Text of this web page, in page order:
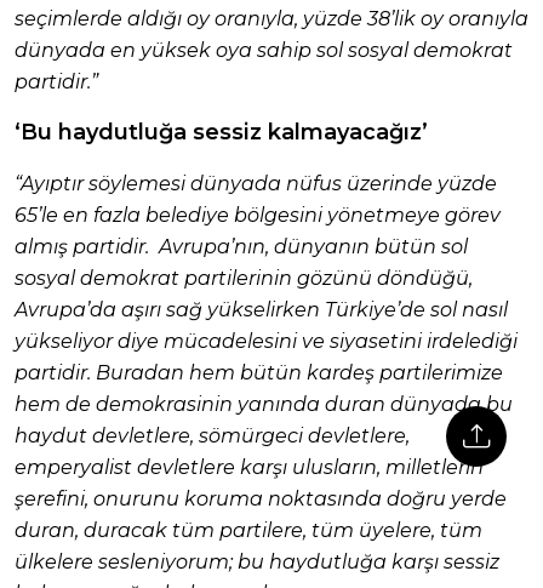
seçimlerde aldığı oy oranıyla, yüzde 38’lik oy oranıyla
dünyada en yüksek oya sahip sol sosyal demokrat
partidir.”
‘Bu haydutluğa sessiz kalmayacağız’
“Ayıptır söylemesi dünyada nüfus üzerinde yüzde
65’le en fazla belediye bölgesini yönetmeye görev
almış partidir. Avrupa’nın, dünyanın bütün sol
sosyal demokrat partilerinin gözünü döndüğü,
Avrupa’da aşırı sağ yükselirken Türkiye’de sol nasıl
yükseliyor diye mücadelesini ve siyasetini irdelediği
partidir. Buradan hem bütün kardeş partilerimize
hem de demokrasinin yanında duran dünyada bu
haydut devletlere, sömürgeci devletlere,
emperyalist devletlere karşı ulusların, milletlerin
şerefini, onurunu koruma noktasında doğru yerde
duran, duracak tüm partilere, tüm üyelere, tüm
ülkelere sesleniyorum; bu haydutluğa karşı sessiz